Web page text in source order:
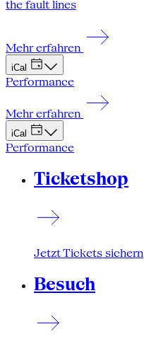
the fault lines
Mehr erfahren
iCal
Performance
Mehr erfahren
iCal
Performance
Ticketshop
Jetzt Tickets sichern
Besuch